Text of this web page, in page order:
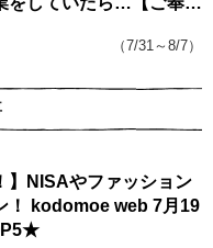
（7/31～8/7）
】NISAやファッション
！ kodomoe web 7月19